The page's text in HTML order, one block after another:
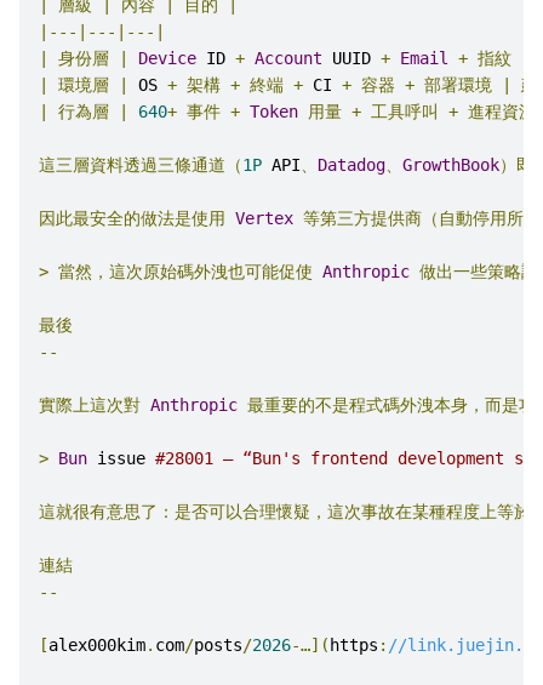
層級 內容 目的
|---|---|---|
身份層 Device ID + Account UUID + Email + 指紋
環境層 OS + 架構 + 終端 + CI + 容器 + 部署環境
建
行為層 640+ 事件 + Token 用量 + 工具呼叫 + 進程資源
這三層資料透過三條通道（1P API、 Datadog、 GrowthBook）即
因此最安全的做法是使用 Vertex 等第三方提供商（自動停用所
> 當然，這次原始碼外洩也可能促使 Anthropic 做出一些策略
最後
--
實際上這次對 Anthropic 最重要的不是程式碼外洩本身，而是功
> Bun issue #28001 — “Bun's frontend development
這就很有意思了：是否可以合理懷疑，這次事故在某種程度上等於
連結
--
[alex000kim. com/posts/2026-…]( https : //